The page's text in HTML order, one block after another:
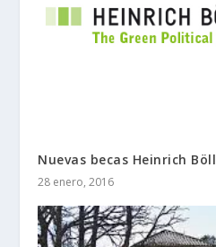
Nuevas becas Heinrich Böll
28 enero, 2016